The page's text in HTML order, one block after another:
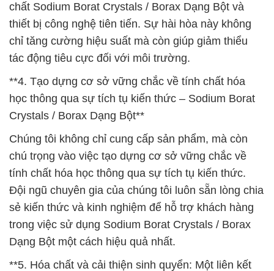
chất Sodium Borat Crystals / Borax Dạng Bột và
thiết bị công nghệ tiên tiến. Sự hài hòa này không
chỉ tăng cường hiệu suất mà còn giúp giảm thiểu
tác động tiêu cực đối với môi trường.
**4. Tạo dựng cơ sở vững chắc về tính chất hóa
học thông qua sự tích tụ kiến thức – Sodium Borat
Crystals / Borax Dạng Bột**
Chúng tôi không chỉ cung cấp sản phẩm, mà còn
chú trọng vào việc tạo dựng cơ sở vững chắc về
tính chất hóa học thông qua sự tích tụ kiến thức.
Đội ngũ chuyên gia của chúng tôi luôn sẵn lòng chia
sẻ kiến thức và kinh nghiệm để hỗ trợ khách hàng
trong việc sử dụng Sodium Borat Crystals / Borax
Dạng Bột một cách hiệu quả nhất.
**5. Hóa chất và cải thiện sinh quyển: Một liên kết